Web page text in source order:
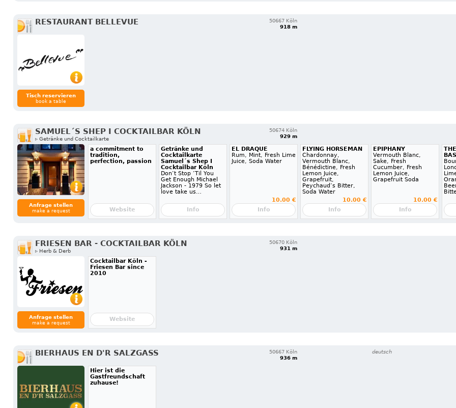
RESTAURANT BELLEVUE
50667 Köln
918 m
Tisch reservieren
book a table
SAMUEL´S SHEP I COCKTAILBAR KÖLN
▹ Getränke und Cocktailkarte
50674 Köln
929 m
Anfrage stellen
make a request
a commitment to
tradition,
perfection, passion
Website
Getränke und
Cocktailkarte
Samuel´s Shep I
Cocktailbar Köln
Don’t Stop ’Til You
Get Enough Michael
Jackson - 1979 So let
love take us…
Info
EL DRAQUE
Rum, Mint, Fresh Lime
Juice, Soda Water
10.00 €
Info
FLYING HORSEMAN
Chardonnay,
Vermouth Blanc,
Bénédictine, Fresh
Lemon Juice,
Grapefruit,
Peychaud’s Bitter,
Soda Water
10.00 €
Info
EPIPHANY
Vermouth Blanc,
Sake, Fresh
Cucumber, Fresh
Lemon Juice,
Grapefruit Soda
10.00 €
Info
FRIESEN BAR - COCKTAILBAR KÖLN
▹ Herb & Derb
50670 Köln
931 m
Anfrage stellen
make a request
Cocktailbar Köln -
Friesen Bar since
2010
Website
BIERHAUS EN D'R SALZGASS
50667 Köln
936 m
deutsch
Hier ist die
Gastfreundschaft
zuhause!